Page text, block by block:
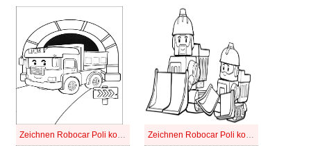
Zeichnen Robocar Poli kostenlos druckbar schlicht Zeichnen Robocar Poli kostenlos druckbar